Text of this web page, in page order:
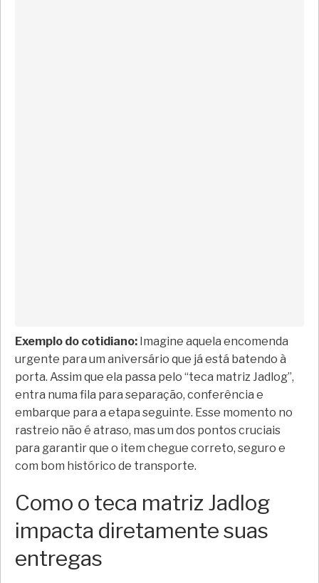
Exemplo do cotidiano: Imagine aquela encomenda
urgente para um aniversário que já está batendo à
porta. Assim que ela passa pelo “teca matriz Jadlog”,
entra numa fila para separação, conferência e
embarque para a etapa seguinte. Esse momento no
rastreio não é atraso, mas um dos pontos cruciais
para garantir que o item chegue correto, seguro e
com bom histórico de transporte.
Como o teca matriz Jadlog
impacta diretamente suas
entregas